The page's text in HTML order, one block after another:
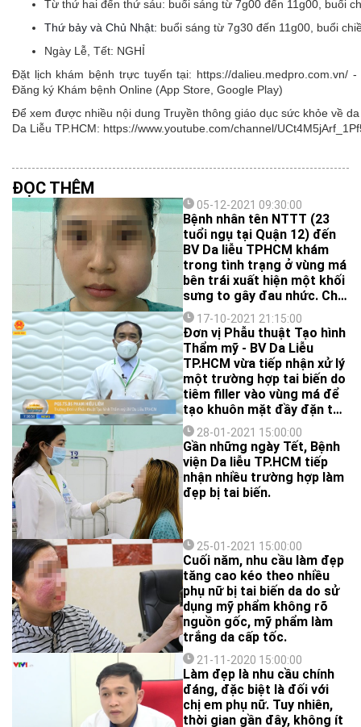
Từ thứ hai đến thứ sáu: buổi sáng từ 7g00 đến 11g00, buổi
Thứ bảy và Chủ Nhật: buổi sáng từ 7g30 đến 11g00, buổi
Ngày Lễ, Tết: NGHỈ
Đặt lịch khám bệnh trực tuyến tại: https://dalieu.medpro.com.vn/
Đăng ký Khám bệnh Online (App Store, Google Play)
Để xem được nhiều nội dung Truyền thông giáo dục sức khỏe về
Da Liễu TP.HCM: https://www.youtube.com/channel/
ĐỌC THÊM
05-12-2021 09:30:00
Bệnh nhân tên NTTT (23
tuổi ngụ tại Quận 12) đến
BV Da liễu TPHCM khám
trong tình trạng ở vùng má
bên trái xuất hiện một khối
sưng to gây đau nhức. Chia
sẻ với bác sĩ, chị T. cho biết
cách đây khoảng 5 tháng,
do má bị hóp và mong
muốn có khuôn mặt đầy
đặn hơn nên chị đã tìm hiểu
và liên hệ đến một cơ sở
thẩm mỹ tại quận Phú
Nhuận.
17-10-2021 21:15:00
Đơn vị Phẫu thuật Tạo hình
Thẩm mỹ - BV Da Liễu
TP.HCM vừa tiếp nhận xử lý
một trường hợp tai biến do
tiêm filler vào vùng má để
tạo khuôn mặt đầy đặn tại
một cơ sở spa. 5 tháng sau
tiêm, vùng má trái sưng to,
đau nhức… Kết quả siêu âm
cho thấy có ổ dịch vùng má
trái dẫn đến áp xe.
28-01-2021 15:00:00
Gần những ngày Tết, Bệnh
viện Da liễu TP.HCM tiếp
nhận nhiều trường hợp làm
đẹp bị tai biến.
25-01-2021 15:00:00
Cuối năm, nhu cầu làm đẹp
tăng cao kéo theo nhiều
phụ nữ bị tai biến da do sử
dụng mỹ phẩm không rõ
nguồn gốc, mỹ phẩm làm
trắng da cấp tốc.
21-11-2020 15:00:00
Làm đẹp là nhu cầu chính
đáng, đặc biệt là đối với
chị em phụ nữ. Tuy nhiên,
thời gian gần đây, không ít